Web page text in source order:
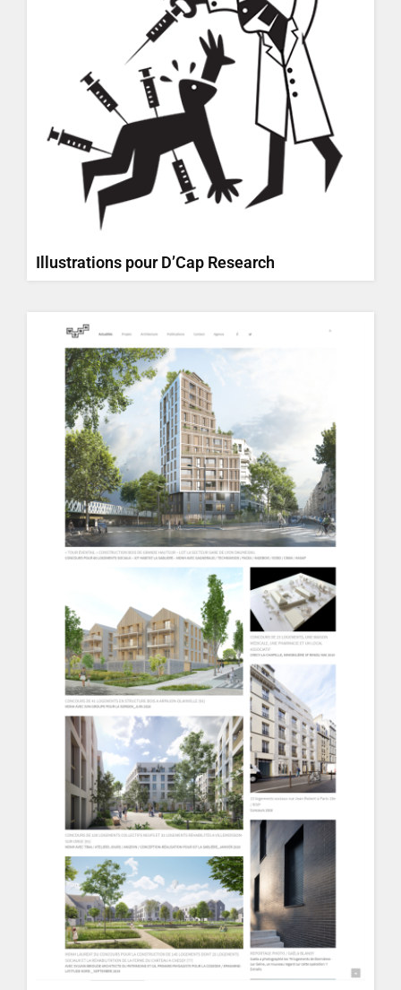
Illustrations pour D’Cap Research